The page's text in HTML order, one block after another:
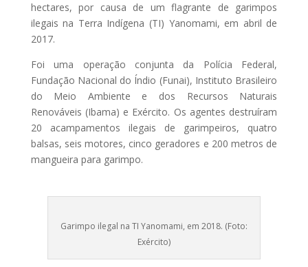
hectares, por causa de um flagrante de garimpos
ilegais na Terra Indígena (TI) Yanomami, em abril de
2017.
Foi uma operação conjunta da Polícia Federal,
Fundação Nacional do Índio (Funai), Instituto Brasileiro
do Meio Ambiente e dos Recursos Naturais
Renováveis (Ibama) e Exército. Os agentes destruíram
20 acampamentos ilegais de garimpeiros, quatro
balsas, seis motores, cinco geradores e 200 metros de
mangueira para garimpo.
Garimpo ilegal na TI Yanomami, em 2018. (Foto:
Exército)